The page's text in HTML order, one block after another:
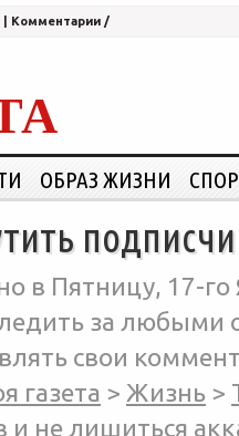
Комментарии /
ОБРАЗ ЖИЗНИ
в Пятницу, 17-го
за любыми
свои
газета > Жизнь >
и не лишиться